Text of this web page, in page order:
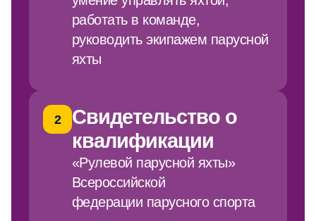
Свидетельство о
квалификации
Всероссийской
федерации парусного спорта
Увлечение на всю